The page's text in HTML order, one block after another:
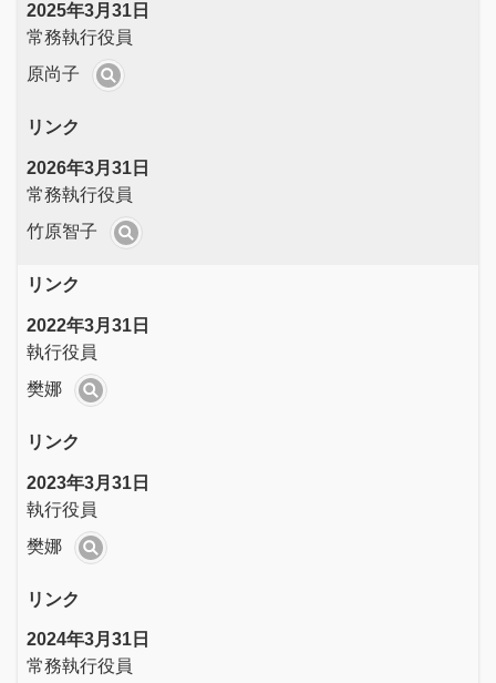
2025年3月31日
常務執行役員
原尚子
リンク
2026年3月31日
常務執行役員
竹原智子
リンク
2022年3月31日
執行役員
樊娜
リンク
2023年3月31日
執行役員
樊娜
リンク
2024年3月31日
常務執行役員